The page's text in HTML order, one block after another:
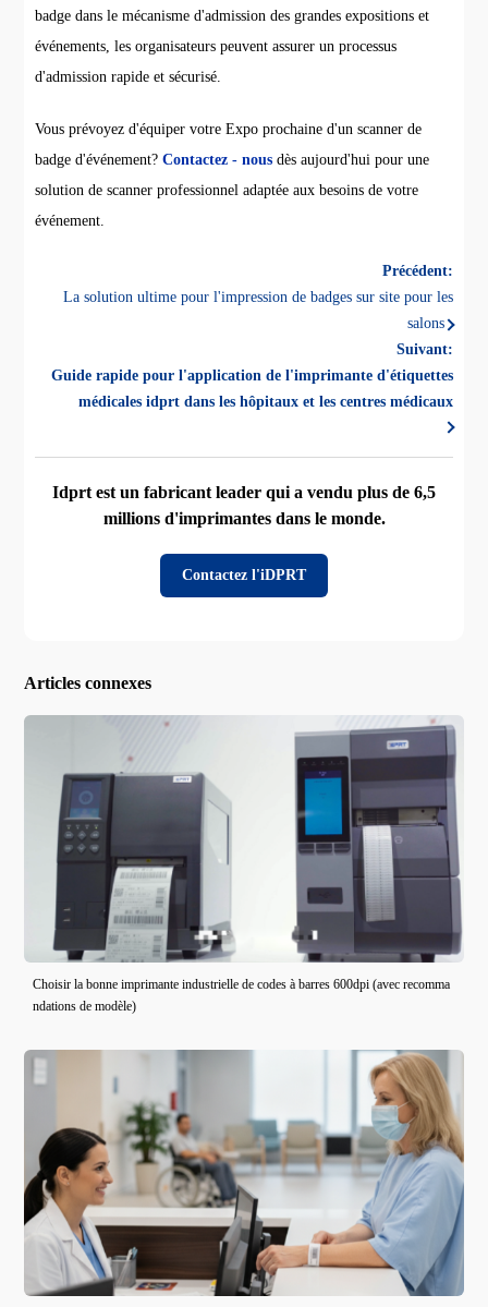
badge dans le mécanisme d'admission des grandes expositions et
événements, les organisateurs peuvent assurer un processus
d'admission rapide et sécurisé.
Vous prévoyez d'équiper votre Expo prochaine d'un scanner de
badge d'événement?Contactez - nous dès aujourd'hui pour une
solution de scanner professionnel adaptée aux besoins de votre
événement.
Précédent:
La solution ultime pour l'impression de badges sur site pour les
salons
Suivant:
Guide rapide pour l'application de l'imprimante d'étiquettes
médicales idprt dans les hôpitaux et les centres médicaux
Idprt est un fabricant leader qui a vendu plus de 6,5
millions d'imprimantes dans le monde.
Contactez l'iDPRT
Articles connexes
Choisir la bonne imprimante industrielle de codes à barres 600dpi (avec recomma
ndations de modèle)